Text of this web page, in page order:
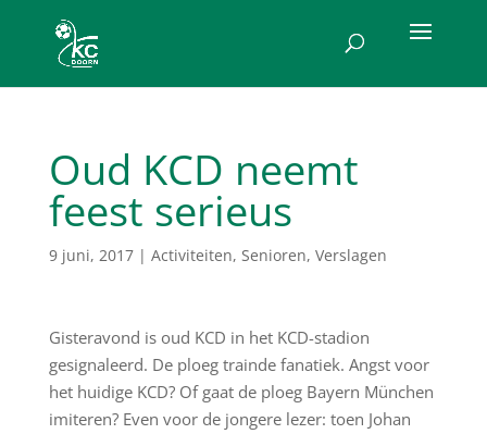
Oud KCD neemt
feest serieus
9 juni, 2017| Activiteiten, Senioren, Verslagen
Gisteravond is oud KCD in het KCD-stadion
gesignaleerd. De ploeg trainde fanatiek. Angst voor
het huidige KCD? Of gaat de ploeg Bayern München
imiteren? Even voor de jongere lezer: toen Johan